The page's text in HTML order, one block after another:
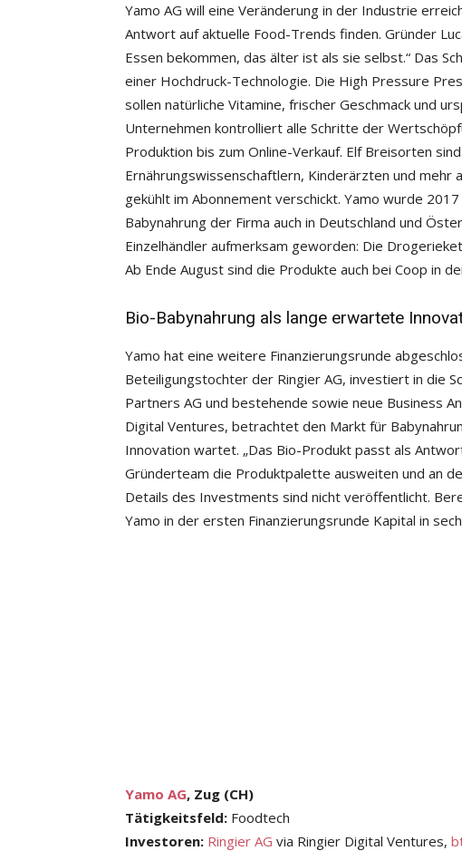
Yamo AG will eine Veränderung in der Industrie
Antwort auf aktuelle Food-Trends finden. Gründer
Essen bekommen, das älter ist als sie selbst.“ Das
einer Hochdruck-Technologie. Die High Pressure
sollen natürliche Vitamine, frischer Geschmack und
Unternehmen kontrolliert alle Schritte der
Produktion bis zum Online-Verkauf. Elf Breisorten
Ernährungswissenschaftlern, Kinderärzten und mehr
gekühlt im Abonnement verschickt. Yamo wurde
Babynahrung der Firma auch in Deutschland und
Einzelhändler aufmerksam geworden: Die
Ab Ende August sind die Produkte auch bei Coop in
Bio-Babynahrung als lange erwartete
Yamo hat eine weitere Finanzierungsrunde
Beteiligungstochter der Ringier AG, investiert in die
Partners AG und bestehende sowie neue Business
Digital Ventures, betrachtet den Markt für
Innovation wartet. „Das Bio-Produkt passt als
Gründerteam die Produktpalette ausweiten und an
Details des Investments sind nicht veröffentlicht.
Yamo in der ersten Finanzierungsrunde Kapital in
Yamo AG, Zug (CH)
Tätigkeitsfeld: Foodtech
Investoren: Ringier AG via Ringier Digital Ventures,